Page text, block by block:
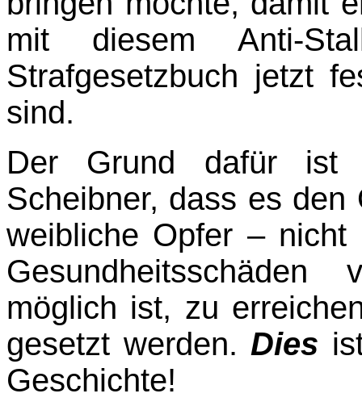
mit diesem Anti-
Strafgesetzbuch jetzt
sind.
Der Grund dafür ist
Scheibner, dass es
weibliche Opfer –
möglich ist, zu
gesetzt werden. Dies
Geschichte!